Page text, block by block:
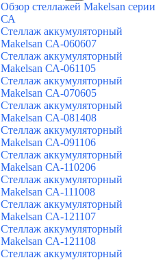
Обзор стеллажей Makelsan серии
СА
Cтеллаж аккумуляторный
Makelsan СА-060607
Cтеллаж аккумуляторный
Makelsan СА-061105
Cтеллаж аккумуляторный
Makelsan СА-070605
Cтеллаж аккумуляторный
Makelsan СА-081408
Cтеллаж аккумуляторный
Makelsan СА-091106
Cтеллаж аккумуляторный
Makelsan СА-110206
Cтеллаж аккумуляторный
Makelsan СА-111008
Cтеллаж аккумуляторный
Makelsan СА-121107
Cтеллаж аккумуляторный
Makelsan СА-121108
Cтеллаж аккумуляторный